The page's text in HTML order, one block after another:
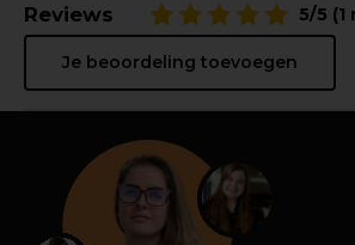
Reviews 5/5 (1
Je beoordeling toevoegen